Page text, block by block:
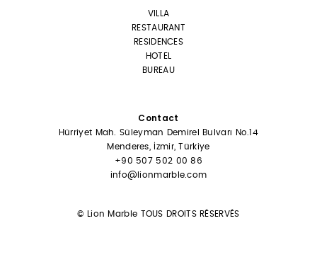
VILLA
RESTAURANT
RESIDENCES
HOTEL
BUREAU
Contact
Hürriyet Mah. Süleyman Demirel Bulvarı No.14
Menderes, İzmir, Türkiye
+90 507 502 00 86
info@lionmarble.com
© Lion Marble TOUS DROITS RÉSERVÉS